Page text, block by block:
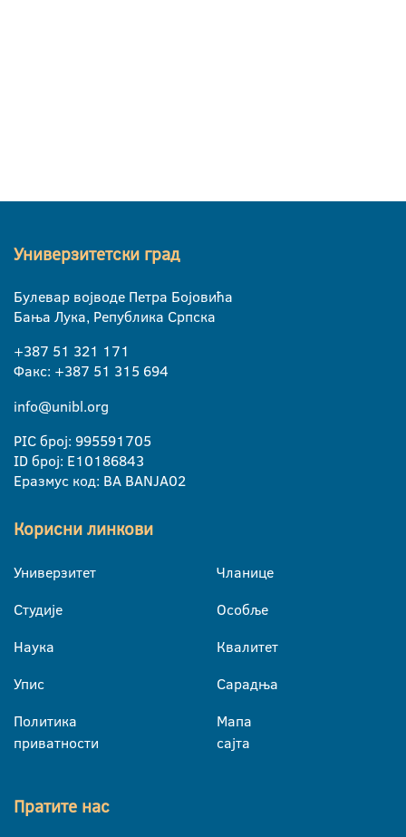
Универзитетски град
Булевар војводе Петра Бојовића
Бања Лука, Република Српска
+387 51 321 171
Факс: +387 51 315 694
info@unibl.org
PIC број: 995591705
ID број: E10186843
Еразмус код: BA BANJA02
Корисни линкови
Универзитет
Студије
Наука
Упис
Политика
приватности
Чланице
Особље
Квалитет
Сарадња
Мапа
сајта
Пратите нас